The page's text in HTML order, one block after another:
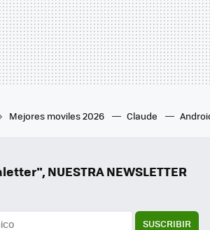
Mejores moviles 2026 Claude
NUESTRA NEWSLETTER
SUSCRIBIR